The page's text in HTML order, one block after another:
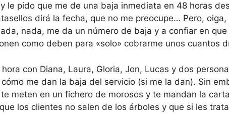
le pido que me de una baja inmediata en 48 horas
dirá la fecha, que no me preocupe… Pero,
nada, me da un número de baja y a confiar en
como deben para «solo» cobrarme unos cuantos
con Diana, Laura, Gloria, Jon, Lucas y dos
me dan la baja del servicio (si me la dan). Sin
meten en un fichero de morosos y te mandan la
los clientes no salen de los árboles y que si les